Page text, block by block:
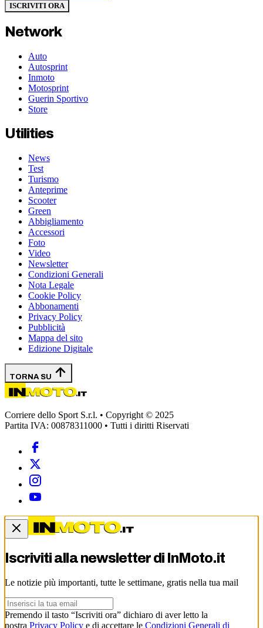
ISCRIVITI ORA
Network
Auto
Autosprint
Inmoto
Motosprint
Guerin Sportivo
Store
Utilities
News
Test
Turismo
Anteprime
Scooter
Green
Abbigliamento
Accessori
Foto
Video
Newsletter
Condizioni Generali
Nota Legale
Cookie Policy
Abbonamenti
Privacy Policy
Pubblicità
Mappa del sito
Edizione Digitale
TORNA SU
Corriere dello Sport S.r.l. • Copyright © 2025
Partita IVA: 00878311000 • Tutti i diritti Riservati
Iscriviti alla newsletter di InMoto.it
Le notizie più importanti, tutte le settimane, gratis nella tua mail
Premendo il tasto “Iscriviti ora” dichiaro di aver letto la
nostra Privacy Policy e di accettare le Condizioni Generali di